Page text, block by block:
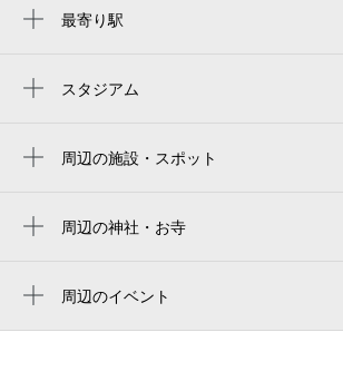
最寄り駅
スタジアム
千葉海洋球場
zozo marine stadium
周辺の施設・スポット
ホテルフランクス
ミッドツリーカフェ海浜幕張駅前店
周辺の神社・お寺
周辺のイベント